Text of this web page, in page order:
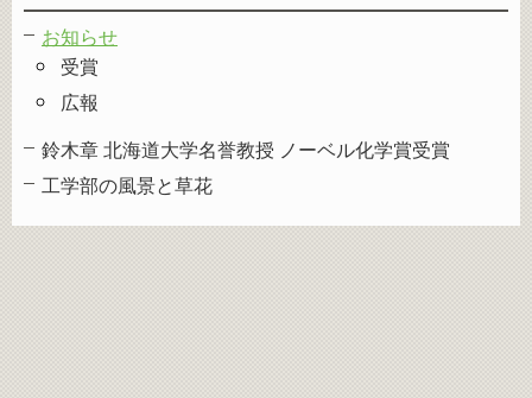
お知らせ
受賞
広報
鈴木章 北海道大学名誉教授 ノーベル化学賞受賞
工学部の風景と草花